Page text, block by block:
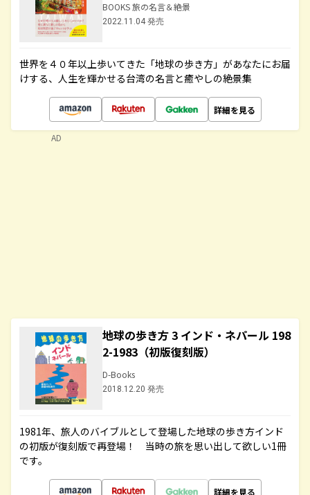
BOOKS 旅の名言＆絶景
2022.11.04 発売
世界を４０年以上歩いてきた「地球の歩き方」があなたにお届
けする、人生を輝かせる台湾の名言と癒やしの絶景集
詳細を見る
地球の歩き方 3 インド・ネパール 198
2-1983（初版復刻版）
D-Books
2018.12.20 発売
1981年、旅人のバイブルとして登場した地球の歩き方インド
の初版が復刻版で再登場！ 当時の旅を思い出して欲しい1冊
です。
詳細を見る
AD